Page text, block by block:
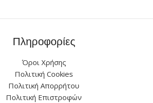
Πληροφορίες
Όροι Χρήσης
Πολιτική Cookies
Πολιτική Απορρήτου
Πολιτική Επιστροφών